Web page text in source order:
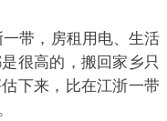
带，房租用电、生活
很高的，搬回家乡只
下来，比在江浙一带